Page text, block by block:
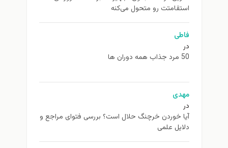
استقامتت رو متحول می‌کنه
فاطی
در
50 مرد جذاب همه دوران ها
مهدی
در
آیا خوردن خرچنگ حلال است؟ بررسی فتوای مراجع و
دلایل علمی